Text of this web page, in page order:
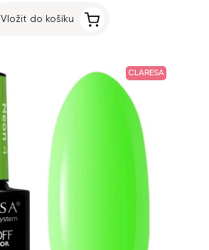
Vložit do košíku
CLARESA